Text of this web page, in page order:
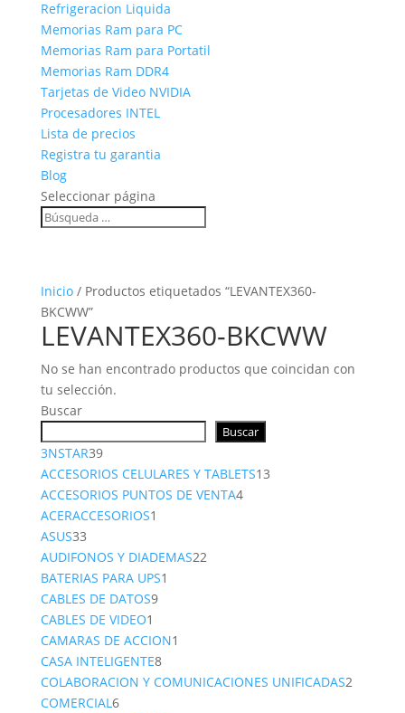
Refrigeracion Liquida
Memorias Ram para PC
Memorias Ram para Portatil
Memorias Ram DDR4
Tarjetas de Video NVIDIA
Procesadores INTEL
Lista de precios
Registra tu garantia
Blog
Seleccionar página
Inicio/ Productos etiquetados “LEVANTEX360-
BKCWW”
LEVANTEX360-BKCWW
No se han encontrado productos que coincidan con
tu selección.
Buscar
Buscar
3NSTAR3939
productos
ACCESORIOS CELULARES Y TABLETS1313
ACCESORIOS PUNTOS DE VENTA44
ACERACCESORIOS1
ASUS3333
productos
AUDIFONOS Y DIADEMAS2222
BATERIAS PARA UPS1
CABLES DE DATOS99
CABLES DE VIDEO1
producto
CAMARAS DE ACCION1
CASA INTELIGENTE88
productos
COLABORACION Y COMUNICACIONES UNIFICADAS22
COMERCIAL66